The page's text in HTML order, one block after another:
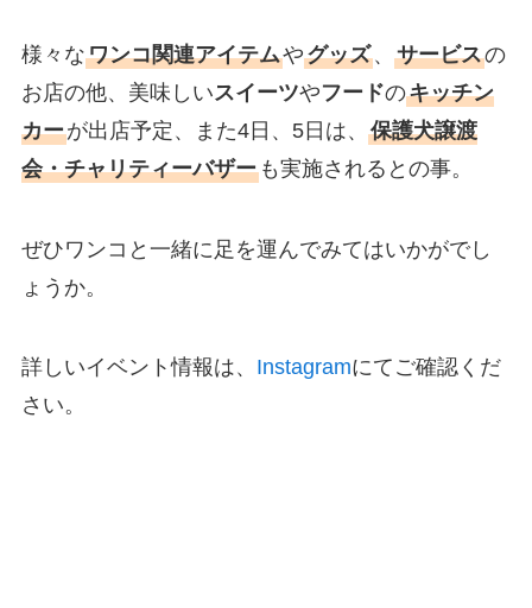
様々なワンコ関連アイテムやグッズ、 サービスの
お店の他、美味しいスイーツやフードのキッチン
カーが出店予定、また4日、5日は、 保護犬譲渡
会・チャリティーバザーも実施されるとの事。
ぜひワンコと一緒に足を運んでみてはいかがでし
ょうか。
詳しいイベント情報は、 Instagramにてご確認くだ
さい。